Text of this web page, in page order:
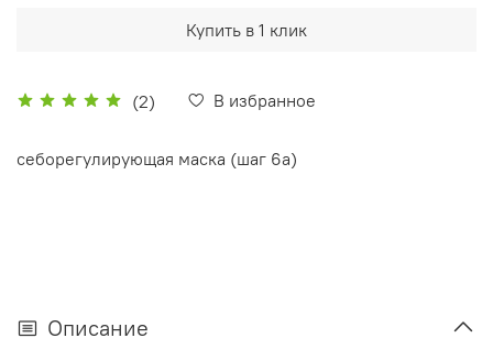
(2) В избранное
Купить в 1 клик
себорегулирующая маска (шаг 6а)
Описание